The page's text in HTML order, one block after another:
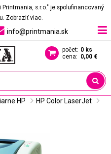
s.r.o." je spolufinancovaný
Zobraziť viac.
info@printmania.sk
počet: 0 ks
cena: 0,00 €
HP
HP Color LaserJet